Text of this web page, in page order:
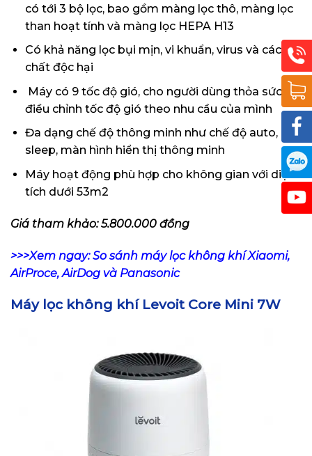
có tới 3 bộ lọc, bao gồm màng lọc thô, màng lọc
than hoạt tính và màng lọc HEPA H13
Có khả năng lọc bụi mịn, vi khuẩn, virus và các
chất độc hại
Máy có 9 tốc độ gió, cho người dùng thỏa sức
điều chỉnh tốc độ gió theo nhu cầu của mình
Đa dạng chế độ thông minh như chế độ auto,
sleep, màn hình hiển thị thông minh
Máy hoạt động phù hợp cho không gian với diện
tích dưới 53m2
Giá tham khảo: 5.800.000 đồng
>>>Xem ngay:So sánh máy lọc không khí Xiaomi,
AirProce, AirDog và Panasonic
Máy lọc không khí Levoit Core Mini 7W